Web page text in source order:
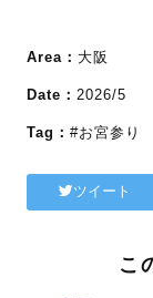
Area： 大阪
Date： 2026/5
Tag： #お宮参り
ツイート
こ